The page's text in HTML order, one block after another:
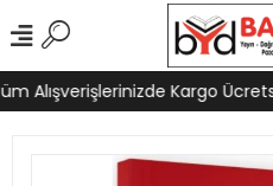
Alışverişlerinizde Kargo